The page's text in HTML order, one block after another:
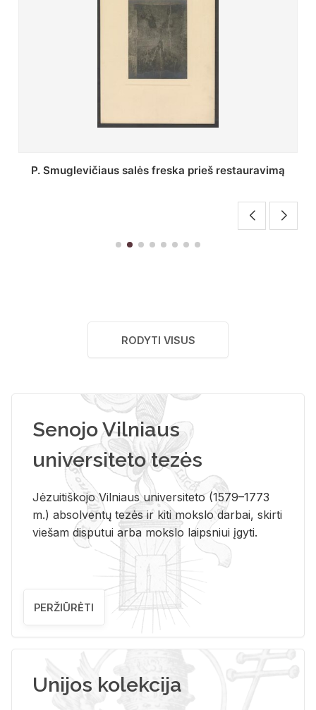
Stepono Batoro universiteto bibliotekos Profesorių
RODYTI VISUS
Senojo Vilniaus
universiteto tezės
Jėzuitiškojo Vilniaus universiteto (1579–1773
m.) absolventų tezės ir kiti mokslo darbai, skirti
viešam disputui arba mokslo laipsniui įgyti.
PERŽIŪRĖTI
Unijos kolekcija